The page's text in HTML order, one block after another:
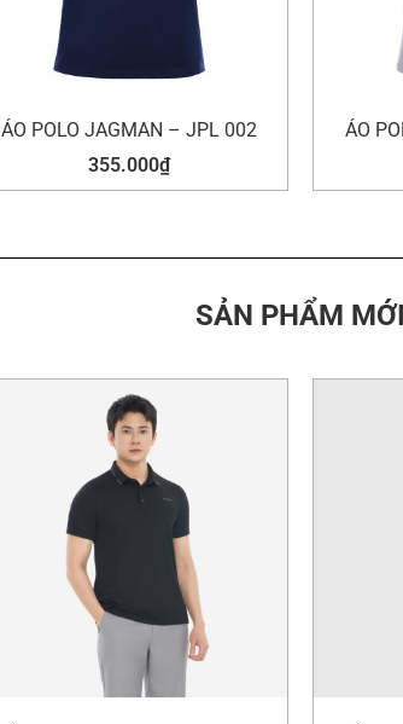
ÁO POLO JAGMAN – JPL 002
355.000₫
ÁO
SẢN PHẨM MỚI